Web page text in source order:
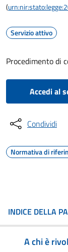
(
Servizio attivo
Procedimento di
Accedi al
Condividi
Normativa di
INDICE DELLA
A chi è